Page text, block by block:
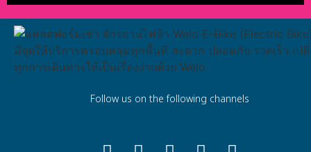
Follow us on the following channels